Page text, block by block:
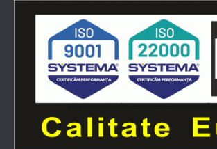
Skip to content